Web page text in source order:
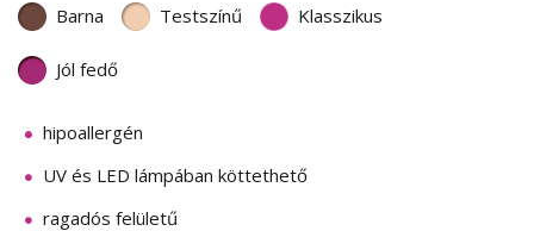
Barna Testszínű Klasszikus
Jól fedő
hipoallergén
UV és LED lámpában köttethető
ragadós felületű